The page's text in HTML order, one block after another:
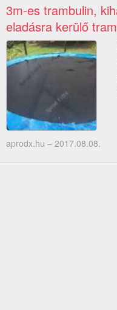
3m-es trambulin,
eladásra kerülő
aprodx.hu – 2017.08.08.